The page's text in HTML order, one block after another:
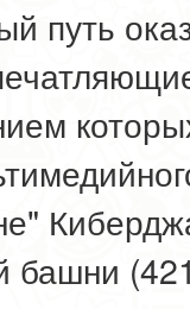
путь
башни